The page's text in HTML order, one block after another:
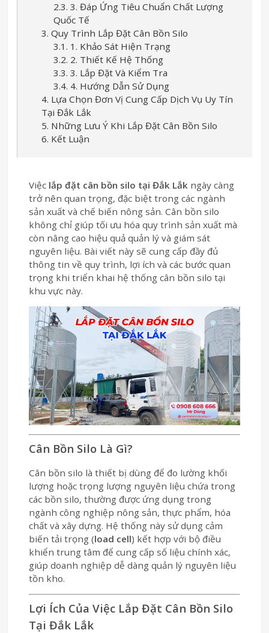
2.3. 3. Đáp Ứng Tiêu Chuẩn Chất Lượng
Quốc Tế
3. Quy Trình Lắp Đặt Cân Bồn Silo
3.1. 1. Khảo Sát Hiện Trạng
3.2. 2. Thiết Kế Hệ Thống
3.3. 3. Lắp Đặt Và Kiểm Tra
3.4. 4. Hướng Dẫn Sử Dụng
4. Lựa Chọn Đơn Vị Cung Cấp Dịch Vụ Uy Tín
Tại Đắk Lắk
5. Những Lưu Ý Khi Lắp Đặt Cân Bồn Silo
6. Kết Luận
Việc lắp đặt cân bồn silo tại Đắk Lắk ngày càng
trở nên quan trọng, đặc biệt trong các ngành
sản xuất và chế biến nông sản. Cân bồn silo
không chỉ giúp tối ưu hóa quy trình sản xuất mà
còn nâng cao hiệu quả quản lý và giám sát
nguyên liệu. Bài viết này sẽ cung cấp đầy đủ
thông tin về quy trình, lợi ích và các bước quan
trọng khi triển khai hệ thống cân bồn silo tại
khu vực này.
Cân Bồn Silo Là Gì?
Cân bồn silo là thiết bị dùng để đo lường khối
lượng hoặc trọng lượng nguyên liệu chứa trong
các bồn silo, thường được ứng dụng trong
ngành công nghiệp nông sản, thực phẩm, hóa
chất và xây dựng. Hệ thống này sử dụng cảm
biến tải trọng (load cell) kết hợp với bộ điều
khiển trung tâm để cung cấp số liệu chính xác,
giúp doanh nghiệp dễ dàng quản lý nguyên liệu
tồn kho.
Lợi Ích Của Việc Lắp Đặt Cân Bồn Silo
Tại Đắk Lắk